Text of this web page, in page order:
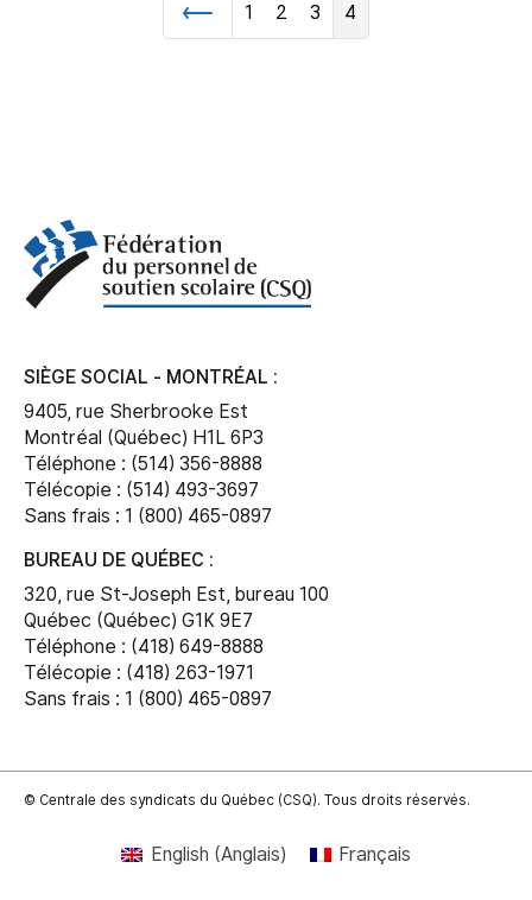
Précédent
1 2 3 4
SIÈGE SOCIAL - MONTRÉAL :
9405, rue Sherbrooke Est
Montréal (Québec) H1L 6P3
Téléphone : (514) 356-8888
Télécopie : (514) 493-3697
Sans frais : 1 (800) 465-0897
BUREAU DE QUÉBEC :
320, rue St-Joseph Est, bureau 100
Québec (Québec) G1K 9E7
Téléphone : (418) 649-8888
Télécopie : (418) 263-1971
Sans frais : 1 (800) 465-0897
© Centrale des syndicats du Québec (CSQ). Tous droits réservés.
English (Anglais) Français